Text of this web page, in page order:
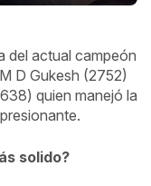
del actual campeón
D Gukesh (2752)
quien manejó la
solido?